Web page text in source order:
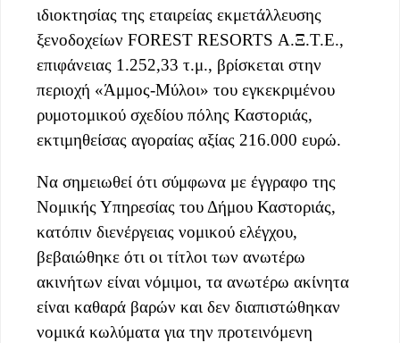
ιδιοκτησίας της εταιρείας εκμετάλλευσης
ξενοδοχείων FOREST RESORTS Α.Ξ.Τ.Ε.,
επιφάνειας 1.252,33 τ.μ., βρίσκεται στην
περιοχή «Άμμος-Μύλοι» του εγκεκριμένου
ρυμοτομικού σχεδίου πόλης Καστοριάς,
εκτιμηθείσας αγοραίας αξίας 216.000 ευρώ.
Να σημειωθεί ότι σύμφωνα με έγγραφο της
Νομικής Υπηρεσίας του Δήμου Καστοριάς,
κατόπιν διενέργειας νομικού ελέγχου,
βεβαιώθηκε ότι οι τίτλοι των ανωτέρω
ακινήτων είναι νόμιμοι, τα ανωτέρω ακίνητα
είναι καθαρά βαρών και δεν διαπιστώθηκαν
νομικά κωλύματα για την προτεινόμενη